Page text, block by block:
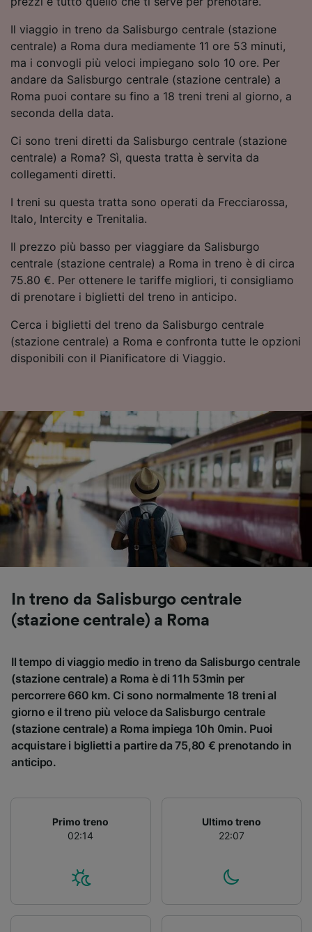
Il viaggio in treno da Salisburgo centrale (stazione
centrale) a Roma dura mediamente 11 ore 53 minuti,
ma i convogli più veloci impiegano solo 10 ore. Per
andare da Salisburgo centrale (stazione centrale) a
Roma puoi contare su fino a 18 treni treni al giorno, a
seconda della data.
Ci sono treni diretti da Salisburgo centrale (stazione
centrale) a Roma? Sì, questa tratta è servita da
collegamenti diretti.
I treni su questa tratta sono operati da Frecciarossa,
Italo, Intercity e Trenitalia.
Il prezzo più basso per viaggiare da Salisburgo
centrale (stazione centrale) a Roma in treno è di circa
75.80 €. Per ottenere le tariffe migliori, ti consigliamo
di prenotare i biglietti del treno in anticipo.
Cerca i biglietti del treno da Salisburgo centrale
(stazione centrale) a Roma e confronta tutte le opzioni
disponibili con il Pianificatore di Viaggio.
In treno da Salisburgo centrale
(stazione centrale) a Roma
Il tempo di viaggio medio in treno da Salisburgo centrale
(stazione centrale) a Roma è di 11h 53min per
percorrere 660 km. Ci sono normalmente 18 treni al
giorno e il treno più veloce da Salisburgo centrale
(stazione centrale) a Roma impiega 10h 0min. Puoi
acquistare i biglietti a partire da 75,80 € prenotando in
anticipo.
Primo treno
02:14
Ultimo treno
22:07
Utilizzare dati di geolocalizzazione precisi.
Scansione attiva delle caratteristiche del
dispositivo ai fini dell’identificazione.
Archiviare informazioni su dispositivo e/o
accedervi. Pubblicità e contenuti
personalizzati, misurazione delle prestazioni
dei contenuti e degli annunci, ricerche sul
pubblico, sviluppo di servizi.
Elenco dei partner (fornitori)